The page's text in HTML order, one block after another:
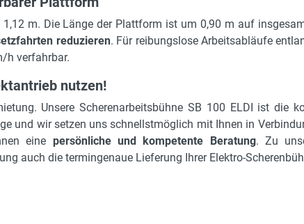
m. Die Länge der Plattform ist um 0,90 m auf
reduzieren. Für reibungslose Arbeitsabläufe
h verfahrbar.
nutzen!
Unsere Scherenarbeitsbühne SB 100 ELDI ist die
und wir setzen uns schnellstmöglich mit Ihnen in
eine persönliche und kompetente Beratung. Zu
auch die termingenaue Lieferung Ihrer Elektro-